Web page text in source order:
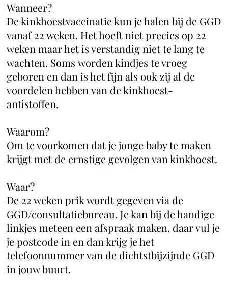
Wanneer?
De kinkhoestvaccinatie kun je halen bij de GGD
vanaf 22 weken. Het hoeft niet precies op 22
weken maar het is verstandig niet te lang te
wachten. Soms worden kindjes te vroeg
geboren en dan is het fijn als ook zij al de
voordelen hebben van de kinkhoest-
antistoffen.
Waarom?
Om te voorkomen dat je jonge baby te maken
krijgt met de ernstige gevolgen van kinkhoest.
Waar?
De 22 weken prik wordt gegeven via de
GGD/consultatiebureau. Je kan bij de handige
linkjes meteen een afspraak maken, daar vul je
je postcode in en dan krijg je het
telefoonnummer van de dichtstbijzijnde GGD
in jouw buurt.